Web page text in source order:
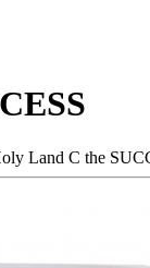
Land C the